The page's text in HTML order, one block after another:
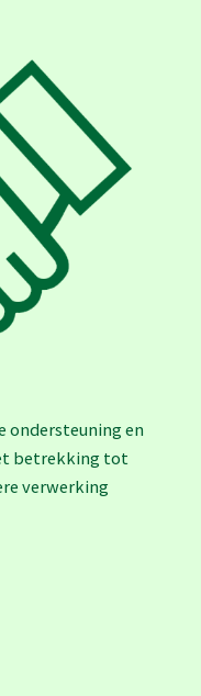
ondersteuning en
betrekking tot
verwerking